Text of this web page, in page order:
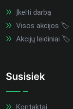
Įkelti darbą
Visos akcijos 🏷️
Akcijų leidiniai 🏷️
Susisiek
Kontaktai